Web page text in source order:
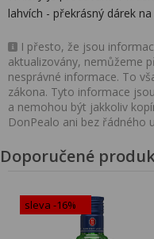
lahvích - překrásný dárek
I přesto, že jsou
aktualizovány, nemůžeme
nesprávné informace. To
zákona. Tyto informace
a nemohou být jakkoliv
DonPealo ani bez řádného
Doporučené
sleva -16%